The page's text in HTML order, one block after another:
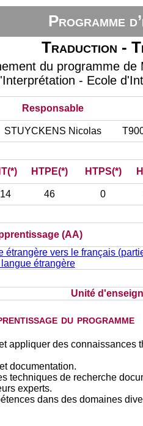
Programme
Traduction -
du programme
- Ecole
Responsable
STUYCKENS Nicolas
HTPE(*) HTPS(*)
14 46 0
(AA)
étrangère vers le français
étrangère
Unité
du programme
appliquer des
documentation.
techniques de recherche
experts.
dans des domaines